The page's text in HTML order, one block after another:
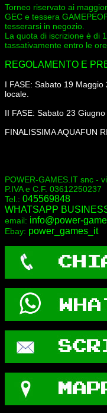
Torneo riservato ai
GEC e tessera
tesserarsi in negozio.
La quota di iscrizione è di
tassativamente entro le
REGOLAMENTO E
I FASE: Sabato 19
locale.
II FASE: Sabato 23
FINALISSIMA AQUAFUN
POWER-GAMES.IT snc -
P.IVA e C.F. 03612250237
Tel.: 045569848
WHATSAPP
email: info@power-
Ebay: power_games_it